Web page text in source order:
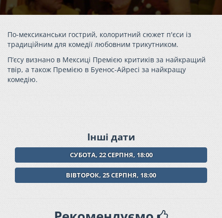
По-мексиканськи гострий, колоритний сюжет п'єси із
традиційним для комедії любовним трикутником.
П’єсу визнано в Мексиці Премією критиків за найкращий
твір, а також Премією в Буенос-Айресі за найкращу
комедію.
Інші дати
СУБОТА, 22 СЕРПНЯ, 18:00
ВІВТОРОК, 25 СЕРПНЯ, 18:00